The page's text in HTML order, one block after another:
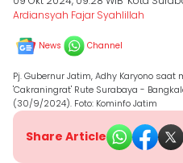
Ardiansyah Fajar Syahlillah
News Channel
Pj. Gubernur Jatim, Adhy Karyono
'Cakraningrat' Rute Surabaya -
(30/9/2024). Foto: Kominfo Jatim
Share Article